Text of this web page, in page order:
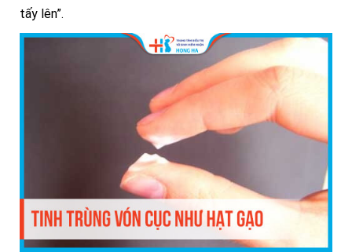
tấy lên”.